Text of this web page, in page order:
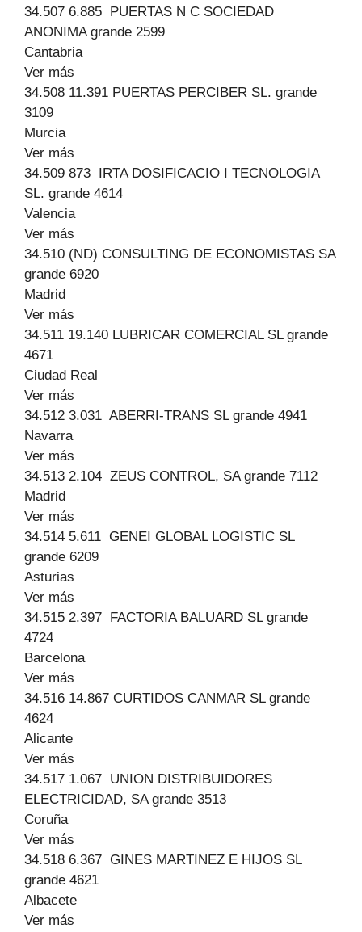
34.507 6.885 PUERTAS N C SOCIEDAD
ANONIMA grande 2599
Cantabria
Ver más
34.508 11.391 PUERTAS PERCIBER SL. grande
3109
Murcia
Ver más
34.509 873 IRTA DOSIFICACIO I TECNOLOGIA
SL. grande 4614
Valencia
Ver más
34.510 (ND) CONSULTING DE ECONOMISTAS SA
grande 6920
Madrid
Ver más
34.511 19.140 LUBRICAR COMERCIAL SL grande
4671
Ciudad Real
Ver más
34.512 3.031 ABERRI-TRANS SL grande 4941
Navarra
Ver más
34.513 2.104 ZEUS CONTROL, SA grande 7112
Madrid
Ver más
34.514 5.611 GENEI GLOBAL LOGISTIC SL
grande 6209
Asturias
Ver más
34.515 2.397 FACTORIA BALUARD SL grande
4724
Barcelona
Ver más
34.516 14.867 CURTIDOS CANMAR SL grande
4624
Alicante
Ver más
34.517 1.067 UNION DISTRIBUIDORES
ELECTRICIDAD, SA grande 3513
Coruña
Ver más
34.518 6.367 GINES MARTINEZ E HIJOS SL
grande 4621
Albacete
Ver más